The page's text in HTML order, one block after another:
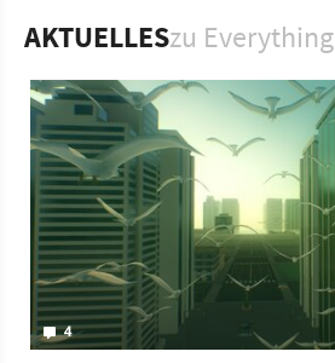
Spiel PC PlayStation 4 PlayStation
Double Fine
David OReilly Everything
AKTUELLESzu Everything
4